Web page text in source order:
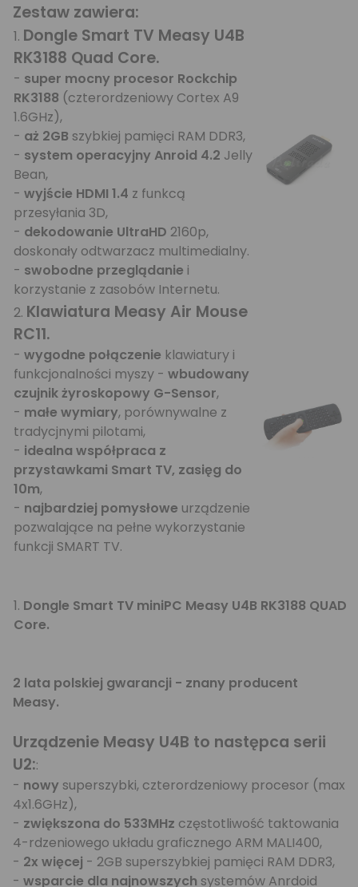
Zestaw zawiera:
1. Dongle Smart TV Measy U4B
RK3188 Quad Core.
- super mocny procesor Rockchip
RK3188 (czterordzeniowy Cortex A9
1.6GHz),
- aż 2GB szybkiej pamięci RAM DDR3,
- system operacyjny Anroid 4.2 Jelly
Bean,
- wyjście HDMI 1.4 z funkcą
przesyłania 3D,
- dekodowanie UltraHD 2160p,
doskonały odtwarzacz multimedialny.
- swobodne przeglądanie i
korzystanie z zasobów Internetu.
2. Klawiatura Measy Air Mouse
RC11.
- wygodne połączenie klawiatury i
funkcjonalności myszy - wbudowany
czujnik żyroskopowy G-Sensor,
- małe wymiary, porównywalne z
tradycjnymi pilotami,
- idealna współpraca z
przystawkami Smart TV, zasięg do
10m,
- najbardziej pomysłowe urządzenie
pozwalające na pełne wykorzystanie
funkcji SMART TV.
1. Dongle Smart TV miniPC Measy U4B RK3188 QUAD
Core.
2 lata polskiej gwarancji - znany producent
Measy.
Urządzenie Measy U4B to następca serii
U2::
- nowy superszybki, czterordzeniowy procesor (max
4x1.6GHz),
- zwiększona do 533MHz częstotliwość taktowania
4-rdzeniowego układu graficznego ARM MALI400,
- 2x więcej - 2GB superszybkiej pamięci RAM DDR3,
- wsparcie dla najnowszych systemów Anrdoid